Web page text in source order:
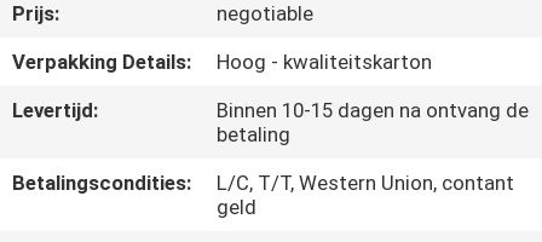
NEEM
CONTACT
MET
OP
Prijs:
negotiable
Verpakking Details:
Hoog - kwaliteitskarton
Levertijd:
Binnen 10-15 dagen na ontvang de
betaling
Betalingscondities:
L/C, T/T, Western Union, contant
geld